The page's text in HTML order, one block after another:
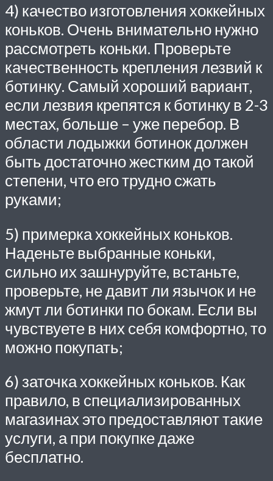
4) качество изготовления хоккейных
коньков. Очень внимательно нужно
рассмотреть коньки. Проверьте
качественность крепления лезвий к
ботинку. Самый хороший вариант,
если лезвия крепятся к ботинку в 2-3
местах, больше – уже перебор. В
области лодыжки ботинок должен
быть достаточно жестким до такой
степени, что его трудно сжать
руками;
5) примерка хоккейных коньков.
Наденьте выбранные коньки,
сильно их зашнуруйте, встаньте,
проверьте, не давит ли язычок и не
жмут ли ботинки по бокам. Если вы
чувствуете в них себя комфортно, то
можно покупать;
6) заточка хоккейных коньков. Как
правило, в специализированных
магазинах это предоставляют такие
услуги, а при покупке даже
бесплатно.